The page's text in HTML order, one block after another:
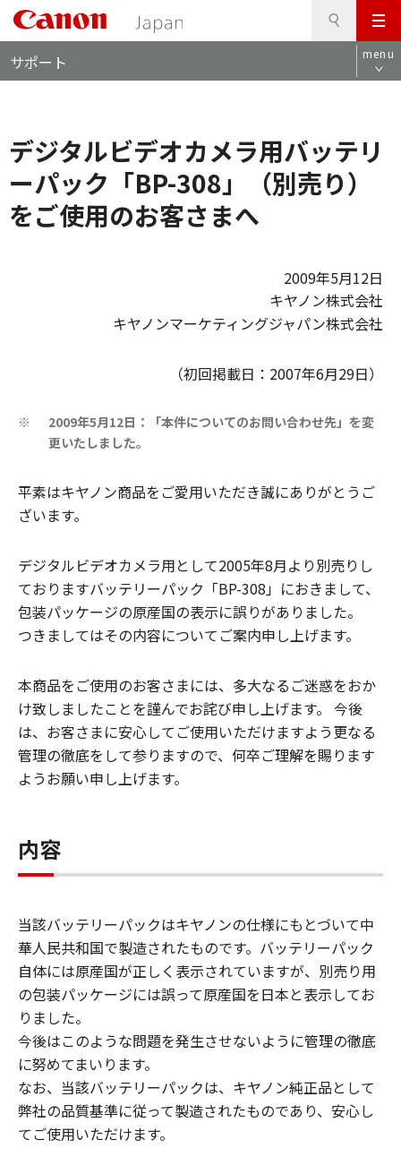
メ
ニ
ュ
ビ
サポート menu
デジタルビデオカメラ用バッテリ
ーパック「BP-308」（別売り）
をご使用のお客さまへ
2009年5月12日
キヤノン株式会社
キヤノンマーケティングジャパン株式会社
（初回掲載日：2007年6月29日）
※
2009年5月12日：「本件についてのお問い合わせ先」を変
更いたしました。
平素はキヤノン商品をご愛用いただき誠にありがとうご
ざいます。
デジタルビデオカメラ用として2005年8月より別売りし
ておりますバッテリーパック「BP-308」におきまして、
包装パッケージの原産国の表示に誤りがありました。
つきましてはその内容についてご案内申し上げます。
本商品をご使用のお客さまには、多大なるご迷惑をおか
け致しましたことを謹んでお詫び申し上げます。 今後
は、お客さまに安心してご使用いただけますよう更なる
管理の徹底をして参りますので、何卒ご理解を賜ります
ようお願い申し上げます。
内容
当該バッテリーパックはキヤノンの仕様にもとづいて中
華人民共和国で製造されたものです。バッテリーパック
自体には原産国が正しく表示されていますが、別売り用
の包装パッケージには誤って原産国を日本と表示してお
りました。
今後はこのような問題を発生させないように管理の徹底
に努めてまいります。
なお、当該バッテリーパックは、キヤノン純正品として
弊社の品質基準に従って製造されたものであり、安心し
てご使用いただけます。